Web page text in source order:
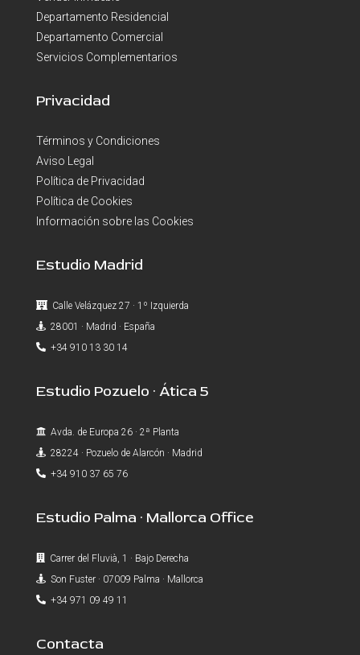
Departamento Residencial
Departamento Comercial
Servicios Complementarios
Privacidad
Términos y Condiciones
Aviso Legal
Política de Privacidad
Política de Cookies
Información sobre las Cookies
Estudio Madrid
Calle Velázquez 27 · 1º Izquierda
28001 · Madrid · España
+34 910 13 30 14
Estudio Pozuelo · Ática 5
Avda. de Europa 26 · 2ª Planta
28224 · Pozuelo de Alarcón · Madrid
+34 910 37 65 76
Estudio Palma · Mallorca Office
Carrer del Fluvià, 1 · Bajo Derecha
Son Fuster · 07009 Palma · Mallorca
+34 971 09 49 11
Contacta